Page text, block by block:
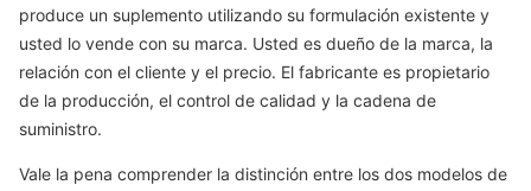
produce un suplemento utilizando su formulación existente y
usted lo vende con su marca. Usted es dueño de la marca, la
relación con el cliente y el precio. El fabricante es propietario
de la producción, el control de calidad y la cadena de
suministro.
Vale la pena comprender la distinción entre los dos modelos de